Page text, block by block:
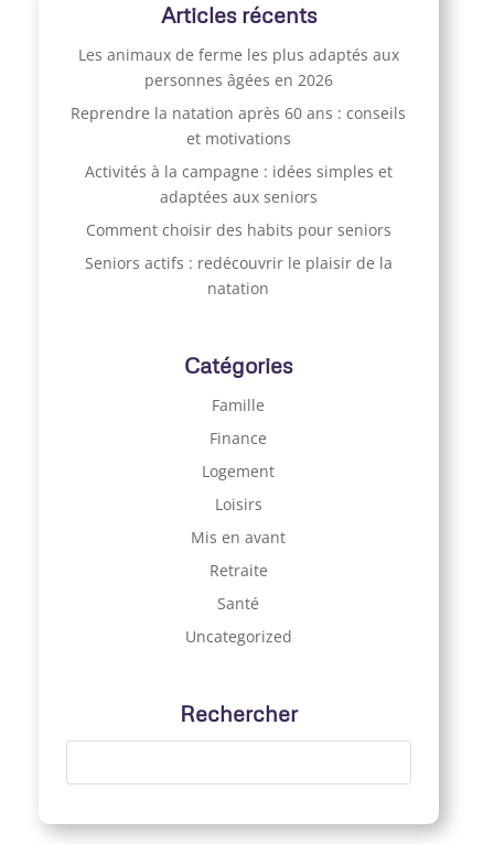
Articles récents
Les animaux de ferme les plus adaptés aux
personnes âgées en 2026
Reprendre la natation après 60 ans : conseils
et motivations
Activités à la campagne : idées simples et
adaptées aux seniors
Comment choisir des habits pour seniors
Seniors actifs : redécouvrir le plaisir de la
natation
Catégories
Famille
Finance
Logement
Loisirs
Mis en avant
Retraite
Santé
Uncategorized
Rechercher